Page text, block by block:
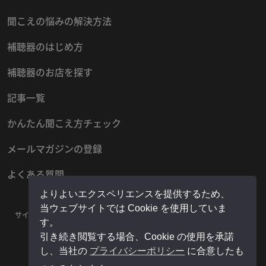
聞こえの悩みの解決方法
補聴器のはじめ方
補聴器のお店を探す
記事一覧
かんたん聞こえ方チェック
メールマガジンの登録
よくある質問
サイトマップ プライバシーポリシー お問い合わせ
運営者情報
販売店様用マイページ
よりよいエクスペリエンスを提供するため、
当ウェブサイトでは Cookie を使用していま
す。
引き続き閲覧する場合、Cookie の使用を承諾
し、当社の プライバシーポリシー に合意したも